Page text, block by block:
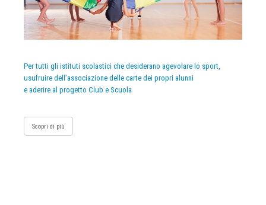
Per tutti gli istituti scolastici che desiderano agevolare lo sport,
usufruire dell’associazione delle carte dei propri alunni
e aderire al progetto Club e Scuola
Scopri di più